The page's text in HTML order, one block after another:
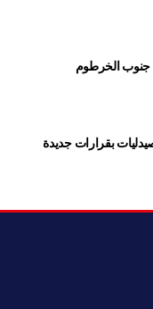
جنوب الخرطوم
بقرارات جديدة